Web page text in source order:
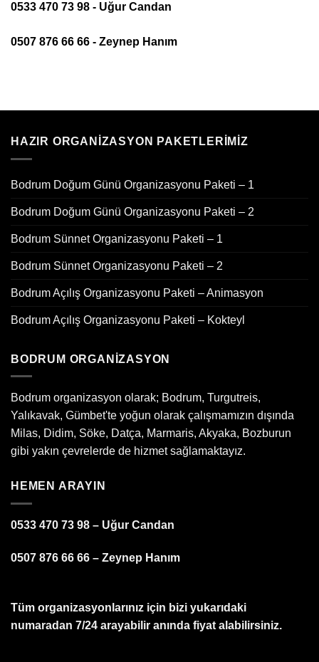
0533 470 73 98 - Uğur Candan
0507 876 66 66 - Zeynep Hanım
HAZIR ORGANIZASYON PAKETLERIMIZ
Bodrum Doğum Günü Organizasyonu Paketi – 1
Bodrum Doğum Günü Organizasyonu Paketi – 2
Bodrum Sünnet Organizasyonu Paketi – 1
Bodrum Sünnet Organizasyonu Paketi – 2
Bodrum Açılış Organizasyonu Paketi – Animasyon
Bodrum Açılış Organizasyonu Paketi – Kokteyl
BODRUM ORGANIZASYON
Bodrum organizasyon olarak; Bodrum, Turgutreis,
Yalıkavak, Gümbet'te yoğun olarak çalışmamızın dışında
Milas, Didim, Söke, Datça, Marmaris, Akyaka, Bozburun
gibi yakın çevrelerde de hizmet sağlamaktayız.
HEMEN ARAYIN
0533 470 73 98 – Uğur Candan
0507 876 66 66 – Zeynep Hanım
Tüm organizasyonlarınız için bizi yukarıdaki
numaradan 7/24 arayabilir anında fiyat alabilirsiniz.